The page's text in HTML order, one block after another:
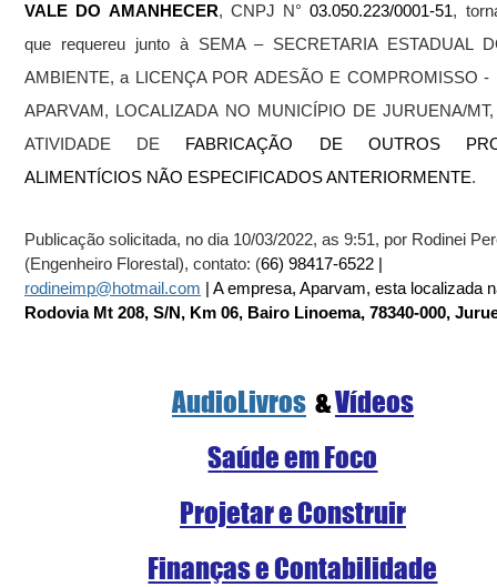
VALE DO AMANHECER, CNPJ N° 03.050.223/0001-51,
que requereu junto à SEMA – SECRETARIA ESTADUAL
AMBIENTE, a LICENÇA POR ADESÃO E COMPROMISSO -
APARVAM, LOCALIZADA NO MUNICÍPIO DE JURUENA/
ATIVIDADE DE FABRICAÇÃO DE OUTROS
ALIMENTÍCIOS NÃO ESPECIFICADOS ANTERIORMENTE.
Publicação solicitada, no dia 10/03/2022, as 9:51, por Rodinei
(Engenheiro Florestal), contato: (66) 98417-6522 |
rodineimp@hotmail.com | A empresa, Aparvam, esta localizada
Rodovia Mt 208, S/N, Km 06, Bairo Linoema, 78340-000,
AudioLivros
  &
Vídeos
Saúde em Foco
Projetar e Construir
Finanças e Contabilidade